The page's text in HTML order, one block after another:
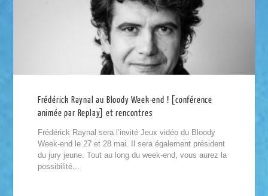
Frédérick Raynal au Bloody Week-end ! [conférence
animée par Replay] et rencontres
Frédérick Raynal sera l’invité Jeux vidéo du Bloody
Week-end le 27 et 28 mai. Il sera également président
du jury jeune. Tout au long du week-end, vous aurez la
possibilité...